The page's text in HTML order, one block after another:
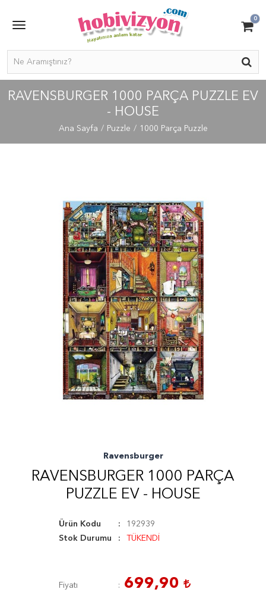
0
RAVENSBURGER 1000 PARÇA PUZZLE EV
- HOUSE
Ana Sayfa Puzzle 1000 Parça Puzzle
Ravensburger
RAVENSBURGER 1000 PARÇA
PUZZLE EV - HOUSE
Ürün Kodu
192939
Stok Durumu
TÜKENDİ
Fiyatı 699,90